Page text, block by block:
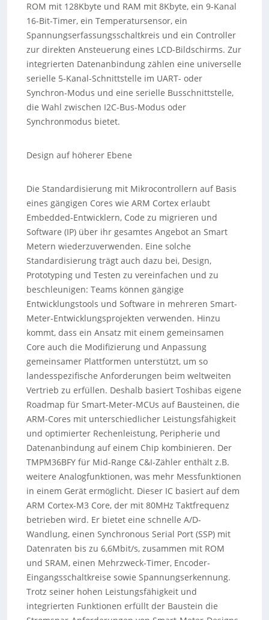
ROM mit 128Kbyte und RAM mit 8Kbyte, ein 9-Kanal
16-Bit-Timer, ein Temperatursensor, ein
Spannungserfassungsschaltkreis und ein Controller
zur direkten Ansteuerung eines LCD-Bildschirms. Zur
integrierten Datenanbindung zählen eine universelle
serielle 5-Kanal-Schnittstelle im UART- oder
Synchron-Modus und eine serielle Busschnittstelle,
die Wahl zwischen I2C-Bus-Modus oder
Synchronmodus bietet.
Design auf höherer Ebene
Die Standardisierung mit Mikrocontrollern auf Basis
eines gängigen Cores wie ARM Cortex erlaubt
Embedded-Entwicklern, Code zu migrieren und
Software (IP) über ihr gesamtes Angebot an Smart
Metern wiederzuverwenden. Eine solche
Standardisierung trägt auch dazu bei, Design,
Prototyping und Testen zu vereinfachen und zu
beschleunigen: Teams können gängige
Entwicklungstools und Software in mehreren Smart-
Meter-Entwicklungsprojekten verwenden. Hinzu
kommt, dass ein Ansatz mit einem gemeinsamen
Core auch die Modifizierung und Anpassung
gemeinsamer Plattformen unterstützt, um so
landesspezifische Anforderungen beim weltweiten
Vertrieb zu erfüllen. Deshalb basiert Toshibas eigene
Roadmap für Smart-Meter-MCUs auf Bausteinen, die
ARM-Cores mit unterschiedlicher Leistungsfähigkeit
und optimierter Rechenleistung, Peripherie und
Datenanbindung auf einem Chip kombinieren. Der
TMPM36BFY für Mid-Range C&I-Zähler enthält z.B.
weitere Analogfunktionen, was mehr Messfunktionen
in einem Gerät ermöglicht. Dieser IC basiert auf dem
ARM Cortex-M3 Core, der mit 80MHz Taktfrequenz
betrieben wird. Er bietet eine schnelle A/D-
Wandlung, einen Synchronous Serial Port (SSP) mit
Datenraten bis zu 6,6Mbit/s, zusammen mit ROM
und SRAM, einen Mehrzweck-Timer, Encoder-
Eingangsschaltkreise sowie Spannungserkennung.
Trotz seiner hohen Leistungsfähigkeit und
integrierten Funktionen erfüllt der Baustein die